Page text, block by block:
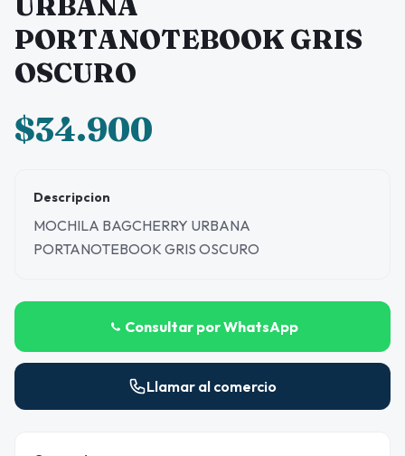
PORTANOTEBOOK GRIS
OSCURO
$34.900
Descripcion
MOCHILA BAGCHERRY URBANA
PORTANOTEBOOK GRIS OSCURO
Consultar por WhatsApp
Llamar al comercio